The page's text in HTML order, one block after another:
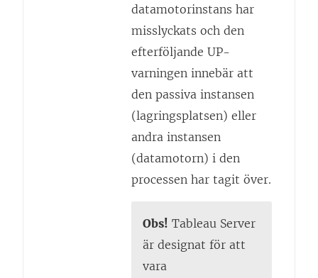
datamotorinstans har
misslyckats och den
efterföljande UP-
varningen innebär att
den passiva instansen
(lagringsplatsen) eller
andra instansen
(datamotorn) i den
processen har tagit över.
Obs! Tableau Server
är designat för att
vara